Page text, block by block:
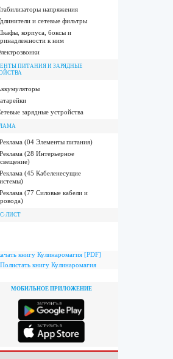
напряжения
и сетевые фильтры
корпуса, боксы и
к ним
ПИТАНИЯ И ЗАРЯДНЫЕ
зарядные устройства
(04 Элементы питания)
(28 Интерьерное
(45 Кабеленесущие
(77 Силовые кабели и
ЛИСТ
книгу Кулинаромагия [PDF]
Полистать книгу Кулинаромагия
МОБИЛЬНОЕ ПРИЛОЖЕНИЕ